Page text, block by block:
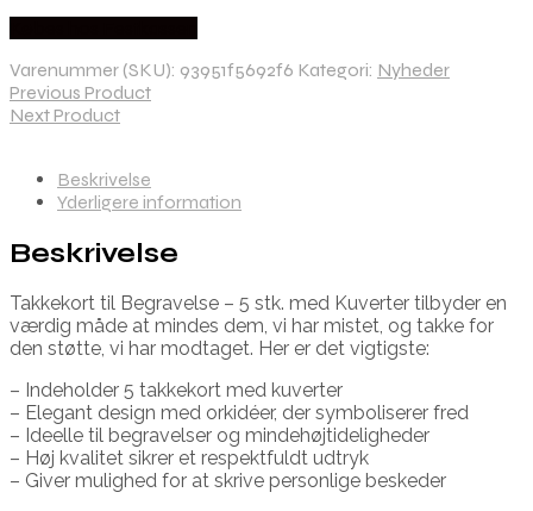
Varenummer (SKU): 93951f5692f6 Kategori: Nyheder
Previous Product
Next Product
Beskrivelse
Yderligere information
Beskrivelse
Takkekort til Begravelse – 5 stk. med Kuverter tilbyder en
værdig måde at mindes dem, vi har mistet, og takke for
den støtte, vi har modtaget. Her er det vigtigste:
– Indeholder 5 takkekort med kuverter
– Elegant design med orkidéer, der symboliserer fred
– Ideelle til begravelser og mindehøjtideligheder
– Høj kvalitet sikrer et respektfuldt udtryk
– Giver mulighed for at skrive personlige beskeder